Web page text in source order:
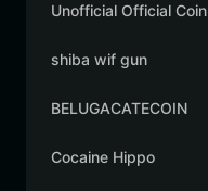
Unofficial Official Coin
shiba wif gun
BELUGACATECOIN
Cocaine Hippo